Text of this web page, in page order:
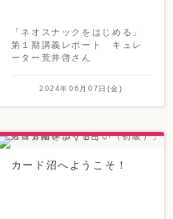
「ネオスナックをはじめる」
第１期講義レポート キュレ
ーター荒井啓さん
2024年06月07日(金)
カード沼へようこそ！